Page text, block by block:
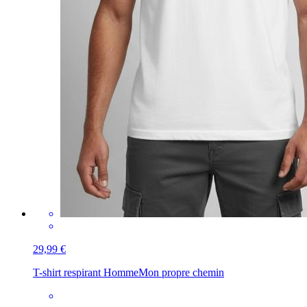
29,99 €
T-shirt respirant HommeMon propre chemin